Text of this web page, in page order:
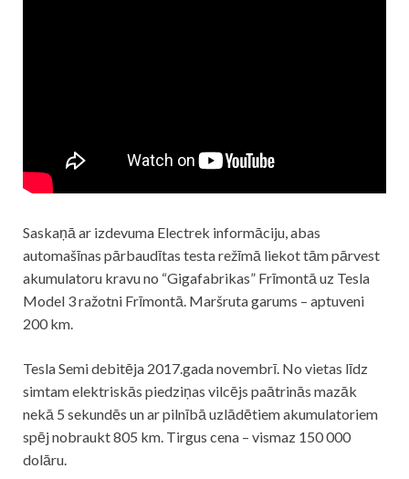
Saskaņā ar izdevuma Electrek informāciju, abas
automašīnas pārbaudītas testa režīmā liekot tām pārvest
akumulatoru kravu no “Gigafabrikas” Frīmontā uz Tesla
Model 3 ražotni Frīmontā. Maršruta garums – aptuveni
200 km.
Tesla Semi debitēja 2017.gada novembrī. No vietas līdz
simtam elektriskās piedziņas vilcējs paātrinās mazāk
nekā 5 sekundēs un ar pilnībā uzlādētiem akumulatoriem
spēj nobraukt 805 km. Tirgus cena – vismaz 150 000
dolāru.